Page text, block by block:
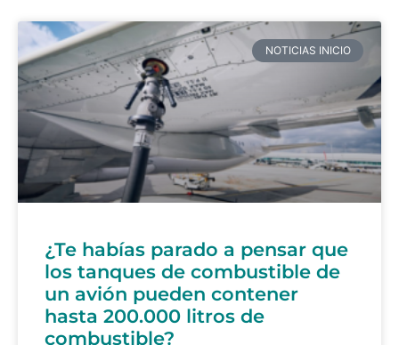
NOTICIAS INICIO
¿Te habías parado a pensar que
los tanques de combustible de
un avión pueden contener
hasta 200.000 litros de
combustible?